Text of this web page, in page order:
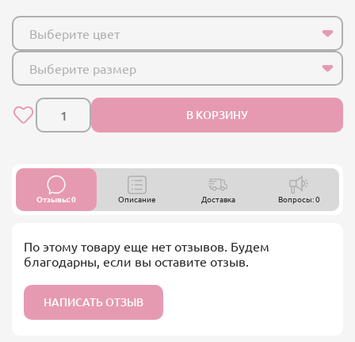
Выберите цвет
Выберите размер
В КОРЗИНУ
Отзывы: 0 Описание Доставка Вопросы: 0
По этому товару еще нет отзывов. Будем
благодарны, если вы оставите отзыв.
НАПИСАТЬ ОТЗЫВ